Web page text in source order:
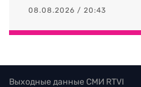
08.08.2026 / 20:43
Выходные данные СМИ RTVI